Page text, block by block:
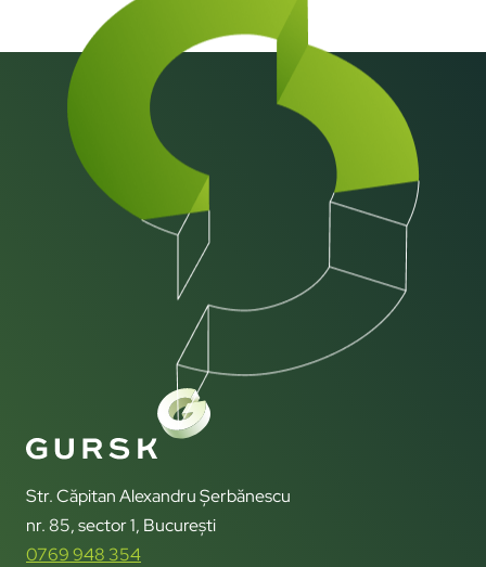
Str. Căpitan Alexandru Șerbănescu
nr. 85, sector 1, București
0769 948 354